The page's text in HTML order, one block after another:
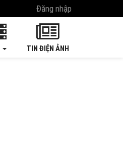
Đăng nhập
TIN ĐIỆN ẢNH